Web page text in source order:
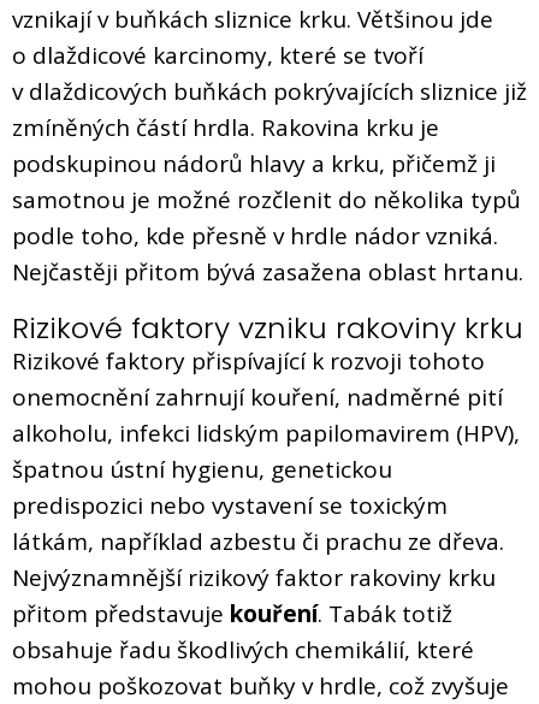
vznikají v buňkách sliznice krku. Většinou jde
o dlaždicové karcinomy, které se tvoří
v dlaždicových buňkách pokrývajících sliznice již
zmíněných částí hrdla. Rakovina krku je
podskupinou nádorů hlavy a krku, přičemž ji
samotnou je možné rozčlenit do několika typů
podle toho, kde přesně v hrdle nádor vzniká.
Nejčastěji přitom bývá zasažena oblast hrtanu.
Rizikové faktory vzniku rakoviny krku
Rizikové faktory přispívající k rozvoji tohoto
onemocnění zahrnují kouření, nadměrné pití
alkoholu, infekci lidským papilomavirem (HPV),
špatnou ústní hygienu, genetickou
predispozici nebo vystavení se toxickým
látkám, například azbestu či prachu ze dřeva.
Nejvýznamnější rizikový faktor rakoviny krku
přitom představuje kouření. Tabák totiž
obsahuje řadu škodlivých chemikálií, které
mohou poškozovat buňky v hrdle, což zvyšuje